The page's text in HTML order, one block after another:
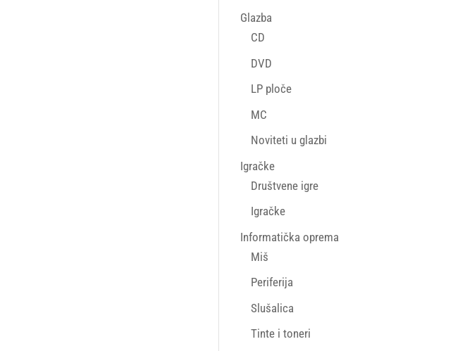
Glazba
CD
DVD
LP ploče
MC
Noviteti u glazbi
Igračke
Društvene igre
Igračke
Informatička oprema
Miš
Periferija
Slušalica
Tinte i toneri